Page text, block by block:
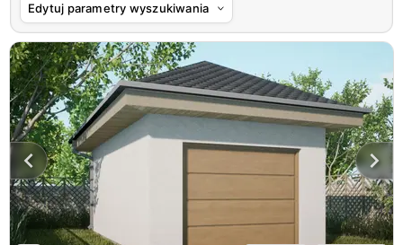
Edytuj parametry wyszukiwania